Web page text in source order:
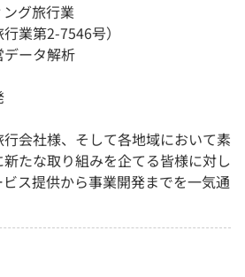
グ旅行業
業第2-7546号）
ータ解析
会社様、そして各地域において素
たな取り組みを企てる皆様に対し
ス提供から事業開発までを一気通